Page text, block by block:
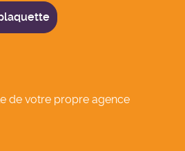
de votre propre agence